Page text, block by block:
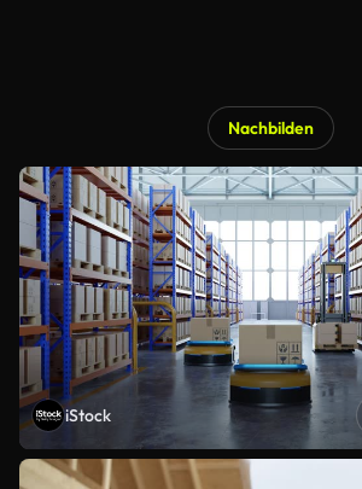
Nachbilden
iStock